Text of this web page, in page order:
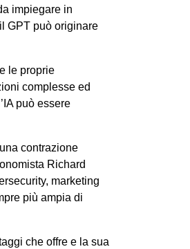
impiegare in
GPT può originare
le proprie
complesse ed
può essere
contrazione
Richard
marketing
più ampia di
che offre e la sua